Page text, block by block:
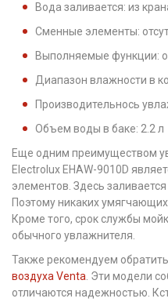
Вода заливается: из
Сменные элементы:
Выполняемые функции:
Диапазон влажности в
Производительнось
Объем воды в баке: 2.2 л
Еще одним преимуществом
Electrolux EHAW-9010D
элементов. Здесь
Поэтому никаких
Кроме того, срок службы
обычного увлажнителя.
Также рекомендуем
воздуха Venta . Эти модели
отличаются надежностью.